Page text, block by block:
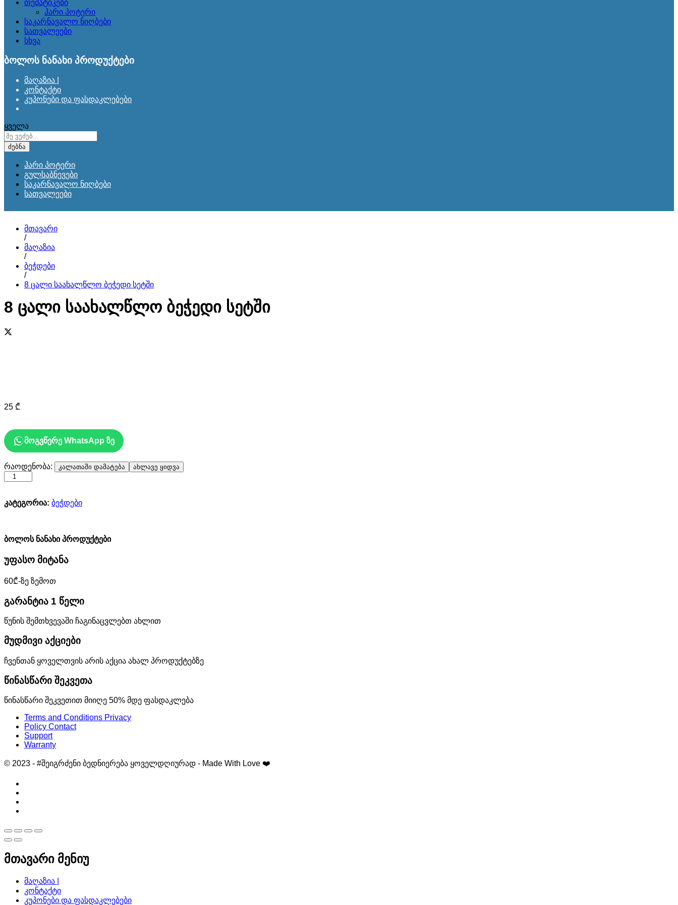
თემატიკები
ჰარი პოტერი
საკარნავალო ნიღბები
სათვალეები
სხვა
ბოლოს ნანახი პროდუქტები
მაღაზია |
კონტაქტი
კუპონები და ფასდაკლებები
ყველა
ძებნა
ჰარი პოტერი
გულსაბნევები
საკარნავალო ნიღბები
სათვალეები
მთავარი
/
მაღაზია
/
ბეჭდები
/
8 ცალი საახალწლო ბეჭედი სეტში
8 ცალი საახალწლო ბეჭედი სეტში
25 ₾
მოგვწერე WhatsApp ზე
8
ცალი
საახალწლო
სეტში
რაოდენობა: კალათაში დამატება ახლავე ყიდვა
კატეგორია: ბეჭდები
ბოლოს ნანახი პროდუქტები
უფასო მიტანა
60₾-ზე ზემოთ
გარანტია 1 წელი
წუნის შემთხვევაში ჩაგინაცვლებთ ახლით
მუდმივი აქციები
ჩვენთან ყოველთვის არის აქცია ახალ პროდუქტებზე
წინასწარი შეკვეთა
წინასწარი შეკვეთით მიიღე 50% მდე ფასდაკლება
Terms and Conditions Privacy
Policy Contact
Support
Warranty
© 2023 - #შეიგრძენი ბედნიერება ყოველდღიურად - Made With Love ❤️
მთავარი მენიუ
მაღაზია |
კონტაქტი
კუპონები და ფასდაკლებები